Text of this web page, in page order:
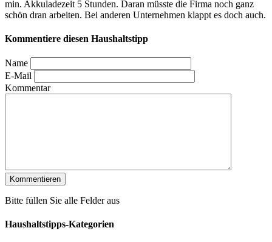
min. Akkuladezeit 5 Stunden. Daran müsste die Firma noch ganz
schön dran arbeiten. Bei anderen Unternehmen klappt es doch auch.
Kommentiere diesen Haushaltstipp
Name
E-Mail
Kommentar
Bitte füllen Sie alle Felder aus
Haushaltstipps-Kategorien